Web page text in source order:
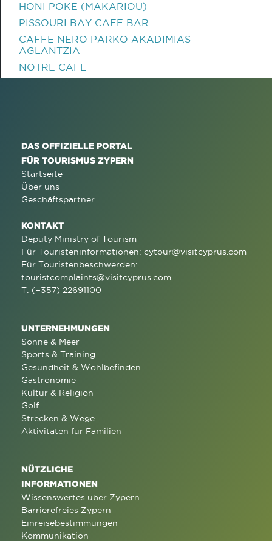
HONI POKE (MAKARIOU)
PISSOURI BAY CAFE BAR
CAFFE NERO PARKO AKADIMIAS
AGLANTZIA
NOTRE CAFE
DAS OFFIZIELLE PORTAL
FÜR TOURISMUS ZYPERN
Startseite
Über uns
Geschäftspartner
KONTAKT
Deputy Ministry of Tourism
Für Touristeninformationen: cytour@visitcyprus.com
Für Touristenbeschwerden:
touristcomplaints@visitcyprus.com
T: (+357) 22691100
UNTERNEHMUNGEN
Sonne & Meer
Sports & Training
Gesundheit & Wohlbefinden
Gastronomie
Kultur & Religion
Golf
Strecken & Wege
Aktivitäten für Familien
NÜTZLICHE
INFORMATIONEN
Wissenswertes über Zypern
Barrierefreies Zypern
Einreisebestimmungen
Kommunikation